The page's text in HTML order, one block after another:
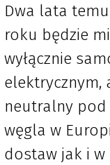
Dwa lata temu
roku będzie
wyłącznie
elektrycznym,
neutralny
węgla w
dostaw jak i w